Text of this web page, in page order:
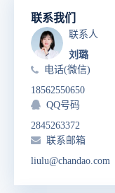
联系我们
联系人
刘璐
电话(微信)
18562550650
QQ号码
2845263372
联系邮箱
liulu@chandao.com